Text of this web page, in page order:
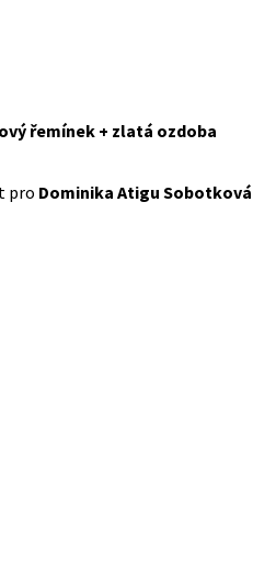
řemínek + zlatá ozdoba
pro Dominika Atigu Sobotková